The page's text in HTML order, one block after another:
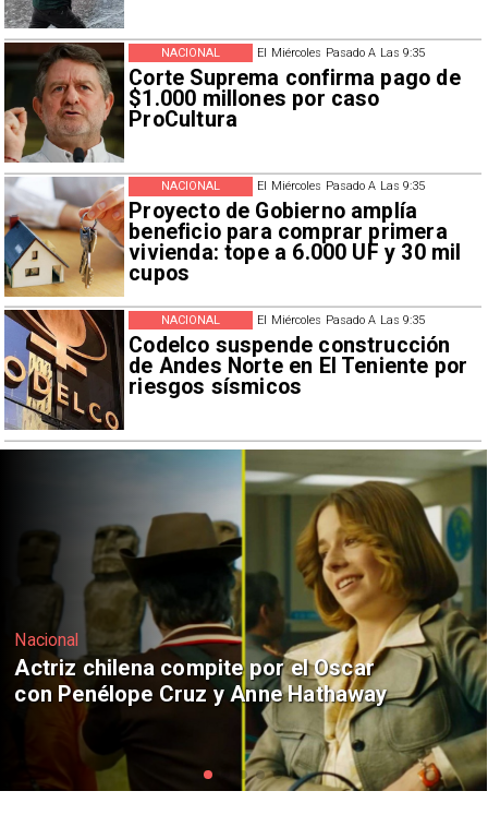
El Miércoles Pasado A Las 9:35
Corte Suprema confirma pago de
$1.000 millones por caso
ProCultura
NACIONAL
El Miércoles Pasado A Las 9:35
Proyecto de Gobierno amplía
beneficio para comprar primera
vivienda: tope a 6.000 UF y 30 mil
cupos
NACIONAL
El Miércoles Pasado A Las 9:35
Codelco suspende construcción
de Andes Norte en El Teniente por
riesgos sísmicos
NACIONAL
Nacional
Ministro Quiroz detalla megarreforma
tras cadena nacional de Kast